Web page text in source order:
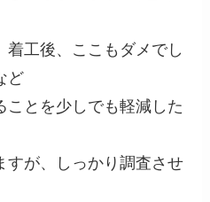
工後、ここもダメでし
ど
とを少しでも軽減した
すが、しっかり調査させ